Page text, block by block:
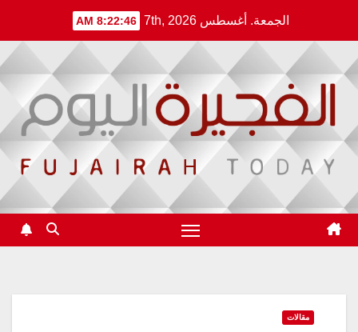
content
الجمعة. أغسطس 7th, 2026 8:22:46 AM
مقالات